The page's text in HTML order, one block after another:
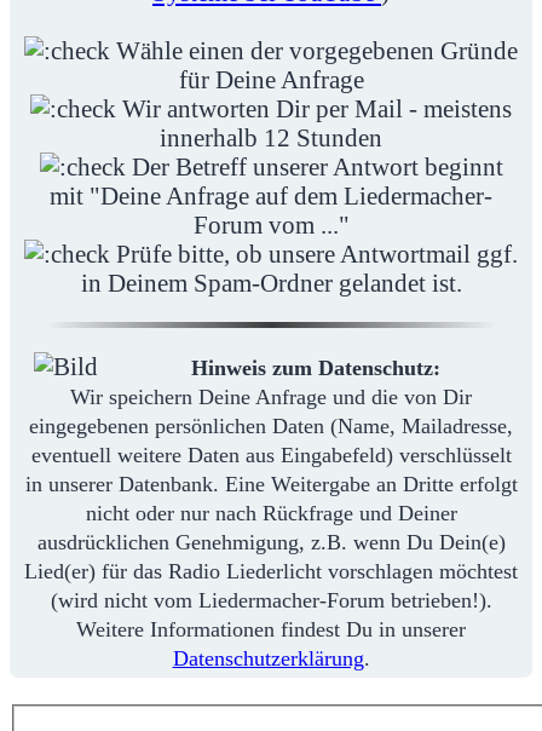
Wähle einen der vorgegebenen Gründe
für Deine Anfrage
Wir antworten Dir per Mail - meistens
innerhalb 12 Stunden
Der Betreff unserer Antwort beginnt
mit "Deine Anfrage auf dem Liedermacher-
Forum vom ..."
Prüfe bitte, ob unsere Antwortmail ggf.
in Deinem Spam-Ordner gelandet ist.
Hinweis zum Datenschutz:
Wir speichern Deine Anfrage und die von Dir
eingegebenen persönlichen Daten (Name, Mailadresse,
eventuell weitere Daten aus Eingabefeld) verschlüsselt
in unserer Datenbank. Eine Weitergabe an Dritte erfolgt
nicht oder nur nach Rückfrage und Deiner
ausdrücklichen Genehmigung, z.B. wenn Du Dein(e)
Lied(er) für das Radio Liederlicht vorschlagen möchtest
(wird nicht vom Liedermacher-Forum betrieben!).
Weitere Informationen findest Du in unserer
Datenschutzerklärung.